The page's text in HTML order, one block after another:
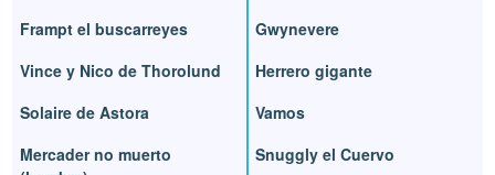
Frampt el buscarreyes
Vince y Nico de Thorolund
Solaire de Astora
Mercader no muerto
Gwynevere
Herrero gigante
Vamos
Snuggly el Cuervo